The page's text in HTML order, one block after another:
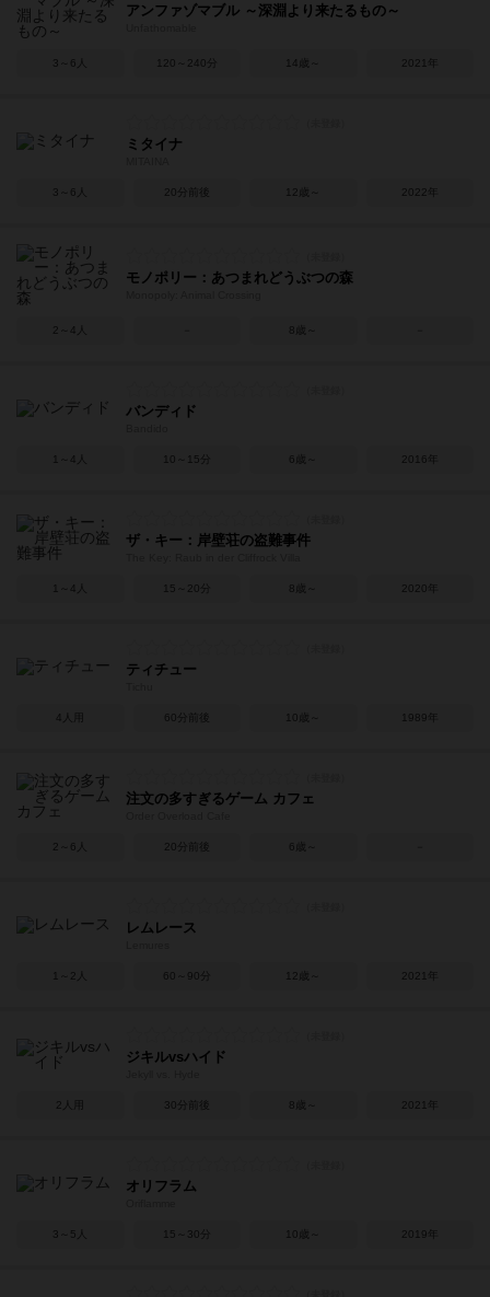
アンファゾマブル ～深淵より来たるもの～
3～6人 120～240分 14歳～ 2021年
ミタイナ
3～6人 20分前後 12歳～ 2022年
モノポリー：あつまれどうぶつの森
2～4人 8歳～
バンディド
1～4人 10～15分 6歳～ 2016年
ザ・キー：岸壁荘の盗難事件
1～4人 15～20分 8歳～ 2020年
ティチュー
4人用 60分前後 10歳～ 1989年
注文の多すぎるゲーム カフェ
2～6人 20分前後 6歳～
レムレース
1～2人 60～90分 12歳～ 2021年
ジキルvsハイド
2人用 30分前後 8歳～ 2021年
オリフラム
3～5人 15～30分 10歳～ 2019年